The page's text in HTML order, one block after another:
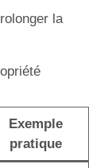
la
Exemple
pratique